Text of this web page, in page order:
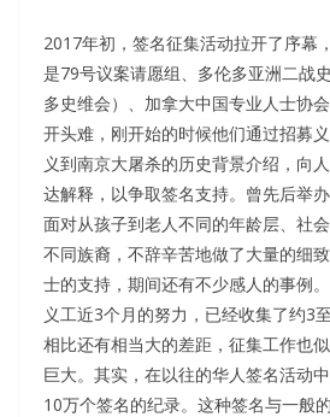
2017年初，签名征集活动拉开了序幕
是79号议案请愿组、多伦多亚洲二战
多史维会）、加拿大中国专业人士协
开头难，刚开始的时候他们通过招募
义到南京大屠杀的历史背景介绍，向
达解释，以争取签名支持。曾先后举
面对从孩子到老人不同的年龄层、社
不同族裔，不辞辛苦地做了大量的细
士的支持，期间还有不少感人的事例
义工近3个月的努力，已经收集了约3
相比还有相当大的差距，征集工作也
巨大。其实，在以往的华人签名活动
10万个签名的纪录。这种签名与一般